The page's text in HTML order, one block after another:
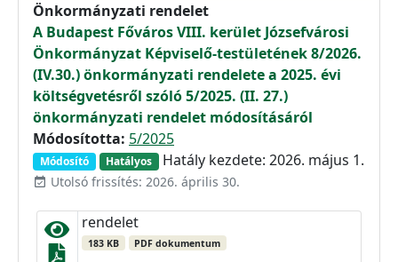
Önkormányzati rendelet
A Budapest Főváros VIII. kerület Józsefvárosi
Önkormányzat Képviselő-testületének 8/2026.
(IV.30.) önkormányzati rendelete a 2025. évi
költségvetésről szóló 5/2025. (II. 27.)
önkormányzati rendelet módosításáról
Módosította: 5/2025
Módosító Hatályos Hatály kezdete: 2026. május 1.
event_available Utolsó frissítés: 2026. április 30.
rendelet
183 KB PDF dokumentum